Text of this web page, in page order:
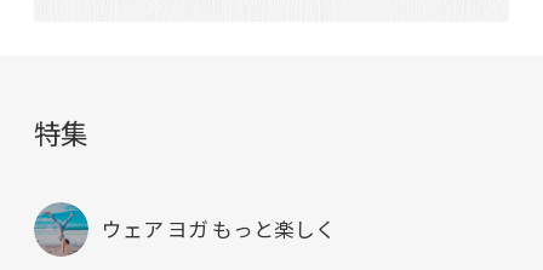
特集
ウェア ヨガ もっと楽しく